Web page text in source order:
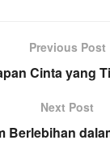
Previous Post
Cinta yang
Next Post
Berlebihan